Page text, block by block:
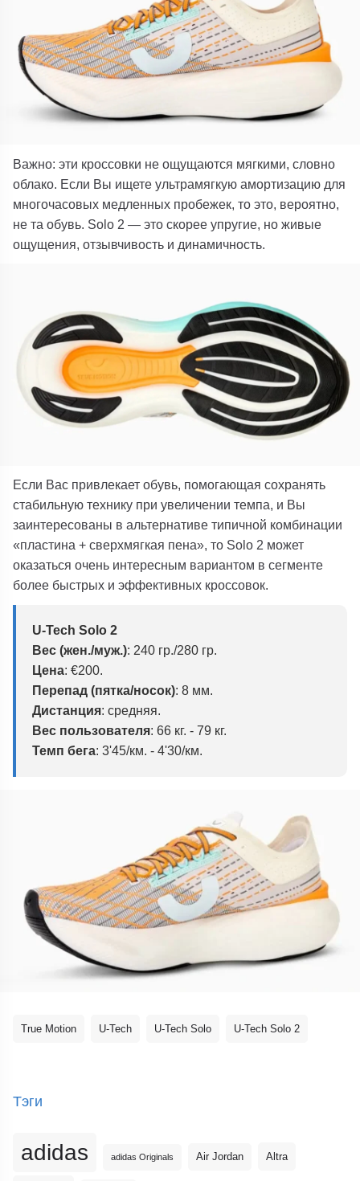
Важно: эти кроссовки не ощущаются мягкими, словно
облако. Если Вы ищете ультрамягкую амортизацию для
многочасовых медленных пробежек, то это, вероятно,
не та обувь. Solo 2 — это скорее упругие, но живые
ощущения, отзывчивость и динамичность.
Если Вас привлекает обувь, помогающая сохранять
стабильную технику при увеличении темпа, и Вы
заинтересованы в альтернативе типичной комбинации
«пластина + сверхмягкая пена», то Solo 2 может
оказаться очень интересным вариантом в сегменте
более быстрых и эффективных кроссовок.
U-Tech Solo 2
Вес (жен./муж.): 240 гр./280 гр.
Цена: €200.
Перепад (пятка/носок): 8 мм.
Дистанция: средняя.
Вес пользователя: 66 кг. - 79 кг.
Темп бега: 3'45/км. - 4'30/км.
True Motion U-Tech U-Tech Solo U-Tech Solo 2
Тэги
adidas adidas Originals Air Jordan Altra